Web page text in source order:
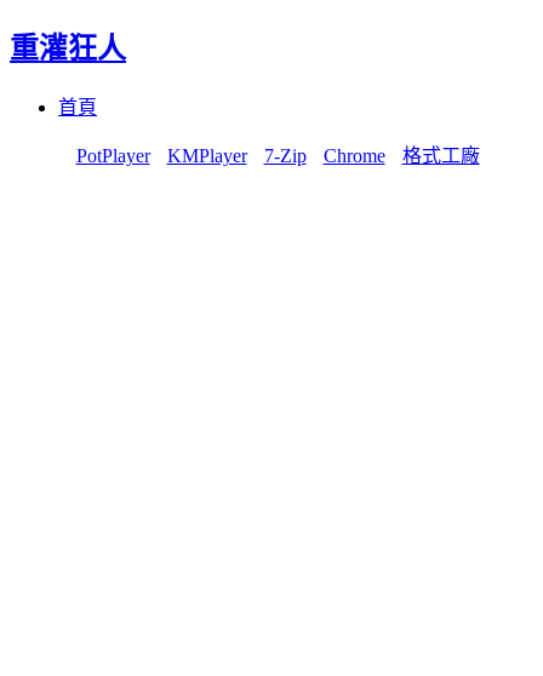
重灌狂人
首頁
PotPlayer KMPlayer 7-Zip Chrome 格式工廠